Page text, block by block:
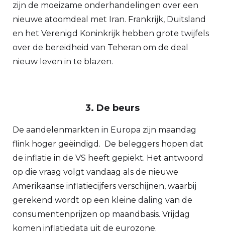
zijn de moeizame onderhandelingen over een
nieuwe atoomdeal met Iran. Frankrijk, Duitsland
en het Verenigd Koninkrijk hebben grote twijfels
over de bereidheid van Teheran om de deal
nieuw leven in te blazen.
3. De beurs
De aandelenmarkten in Europa zijn maandag
flink hoger geëindigd. De beleggers hopen dat
de inflatie in de VS heeft gepiekt. Het antwoord
op die vraag volgt vandaag als de nieuwe
Amerikaanse inflatiecijfers verschijnen, waarbij
gerekend wordt op een kleine daling van de
consumentenprijzen op maandbasis. Vrijdag
komen inflatiedata uit de eurozone.